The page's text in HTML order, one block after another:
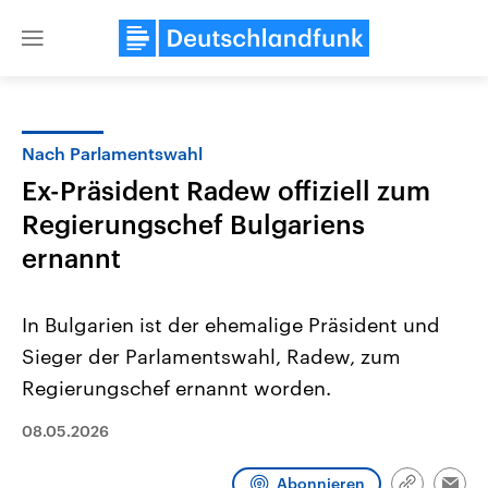
Close
Landtagswahl Sachsen-Anhalt
2026
Sachsen-Anhalt wählt am 6.
Bundesland von einer Koalition aus
USA
Aktuelle Beiträge,
den mächtigsten Ländern
mit großem Einfluss auf
Nach Parlamentswahl
Ex-Präsident Radew offiziell zum
Regierungschef Bulgariens
ernannt
In Bulgarien ist der ehemalige Präsident und
Sieger der Parlamentswahl, Radew, zum
Regierungschef ernannt worden.
08.05.2026
Abonnieren